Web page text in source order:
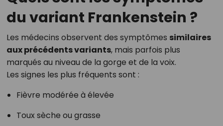
du variant Frankenstein ?
Les médecins observent des symptômes similaires
aux précédents variants, mais parfois plus
marqués au niveau de la gorge et de la voix.
Les signes les plus fréquents sont :
Fièvre modérée à élevée
Toux sèche ou grasse